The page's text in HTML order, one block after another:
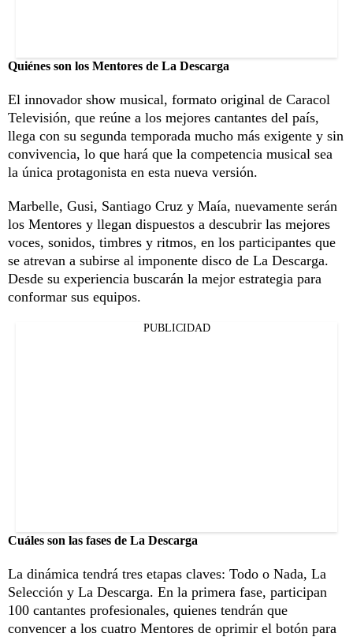
Quiénes son los Mentores de La Descarga
El innovador show musical, formato original de Caracol
Televisión, que reúne a los mejores cantantes del país,
llega con su segunda temporada mucho más exigente y sin
convivencia, lo que hará que la competencia musical sea
la única protagonista en esta nueva versión.
Marbelle, Gusi, Santiago Cruz y Maía, nuevamente serán
los Mentores y llegan dispuestos a descubrir las mejores
voces, sonidos, timbres y ritmos, en los participantes que
se atrevan a subirse al imponente disco de La Descarga.
Desde su experiencia buscarán la mejor estrategia para
conformar sus equipos.
PUBLICIDAD
Cuáles son las fases de La Descarga
La dinámica tendrá tres etapas claves: Todo o Nada, La
Selección y La Descarga. En la primera fase, participan
100 cantantes profesionales, quienes tendrán que
convencer a los cuatro Mentores de oprimir el botón para